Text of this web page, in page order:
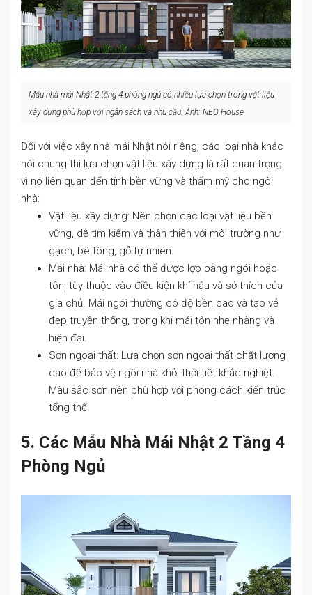
Mẫu nhà mái Nhật 2 tầng 4 phòng ngủ có nhiều lựa chọn trong vật liệu
xây dựng phù hợp với ngân sách và nhu cầu. Ảnh: NEO House
Đối với việc xây nhà mái Nhật nói riêng, các loại nhà khác
nói chung thì lựa chọn vật liệu xây dựng là rất quan trọng
vì nó liên quan đến tính bền vững và thẩm mỹ cho ngôi
nhà:
Vật liệu xây dựng: Nên chọn các loại vật liệu bền
vững, dễ tìm kiếm và thân thiện với môi trường như
gạch, bê tông, gỗ tự nhiên.
Mái nhà: Mái nhà có thể được lợp bằng ngói hoặc
tôn, tùy thuộc vào điều kiện khí hậu và sở thích của
gia chủ. Mái ngói thường có độ bền cao và tạo vẻ
đẹp truyền thống, trong khi mái tôn nhẹ nhàng và
hiện đại.
Sơn ngoại thất: Lựa chọn sơn ngoại thất chất lượng
cao để bảo vệ ngôi nhà khỏi thời tiết khắc nghiệt.
Màu sắc sơn nên phù hợp với phong cách kiến trúc
tổng thể.
5. Các Mẫu Nhà Mái Nhật 2 Tầng 4
Phòng Ngủ